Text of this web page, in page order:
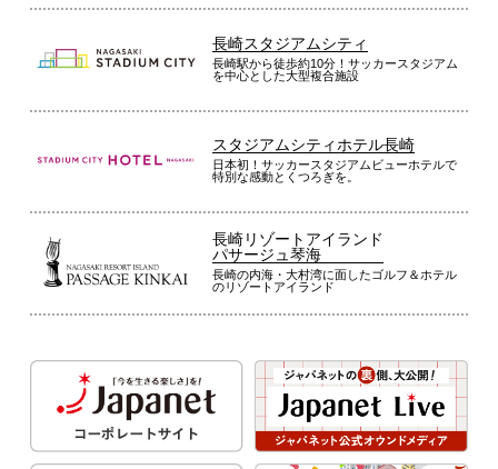
長崎スタジアムシティ
長崎駅から徒歩約10分！サッカースタジアム
を中心とした大型複合施設
スタジアムシティホテル長崎
日本初！サッカースタジアムビューホテルで
特別な感動とくつろぎを。
長崎リゾートアイランド
パサージュ琴海
長崎の内海・大村湾に面したゴルフ＆ホテル
のリゾートアイランド